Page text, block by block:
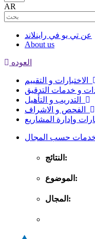
AR
عن تي يو في راينلاند
About us
العوده
النتائج:
الموضوع:
المجال: